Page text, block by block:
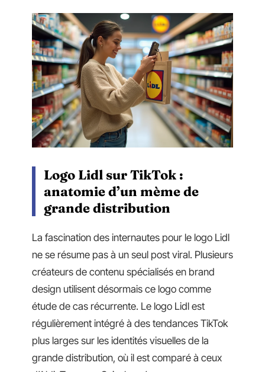
Logo Lidl sur TikTok :
anatomie d’un mème de
grande distribution
La fascination des internautes pour le logo Lidl
ne se résume pas à un seul post viral. Plusieurs
créateurs de contenu spécialisés en brand
design utilisent désormais ce logo comme
étude de cas récurrente. Le logo Lidl est
régulièrement intégré à des tendances TikTok
plus larges sur les identités visuelles de la
grande distribution, où il est comparé à ceux